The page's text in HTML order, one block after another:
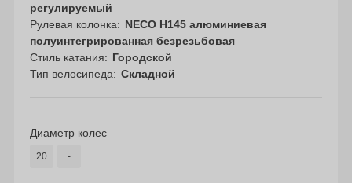
регулируемый
Рулевая колонка
NECO H145 алюминиевая
полуинтегрированная безрезьбовая
Стиль катания
Городской
Тип велосипеда
Складной
Диаметр колес
20 -